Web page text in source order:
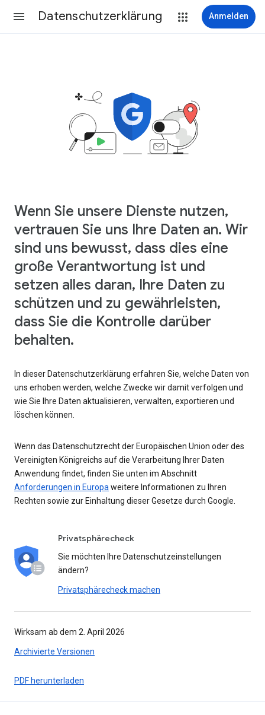
Datenschutzerklärung Anmelden
Wenn Sie unsere Dienste nutzen,
vertrauen Sie uns Ihre Daten an. Wir
sind uns bewusst, dass dies eine
große Verantwortung ist und
setzen alles daran, Ihre Daten zu
schützen und zu gewährleisten,
dass Sie die Kontrolle darüber
behalten.
In dieser Datenschutzerklärung erfahren Sie, welche Daten von
uns erhoben werden, welche Zwecke wir damit verfolgen und
wie Sie Ihre Daten aktualisieren, verwalten, exportieren und
löschen können.
Wenn das Datenschutzrecht der Europäischen Union oder des
Vereinigten Königreichs auf die Verarbeitung Ihrer Daten
Anwendung findet, finden Sie unten im Abschnitt
Anforderungen in Europa weitere Informationen zu Ihren
Rechten sowie zur Einhaltung dieser Gesetze durch Google.
Privatsphärecheck
Sie möchten Ihre Datenschutzeinstellungen
ändern?
Privatsphärecheck machen
Wirksam ab dem 2. April 2026
Archivierte Versionen
PDF herunterladen